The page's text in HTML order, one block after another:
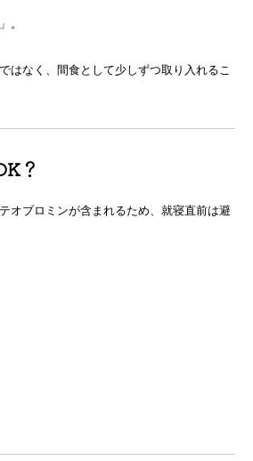
。
はなく、間食として少しずつ取り入れるこ
？
オブロミンが含まれるため、就寝直前は避